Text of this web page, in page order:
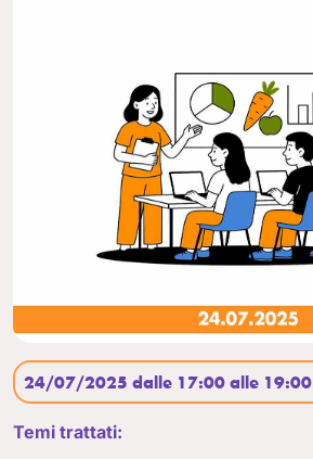
24/07/2025 dalle 17:00 alle 19:00
Temi trattati: